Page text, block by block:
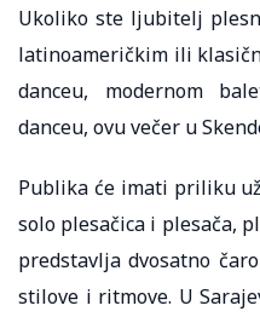
Ukoliko ste ljubitelj
latinoameričkim ili
danceu, modernom
danceu, ovu večer u
Publika će imati priliku
solo plesačica i plesača,
predstavlja dvosatno
stilove i ritmove. U